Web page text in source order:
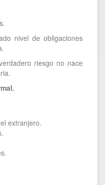
nivel de obligaciones
riesgo no nace
extranjero.